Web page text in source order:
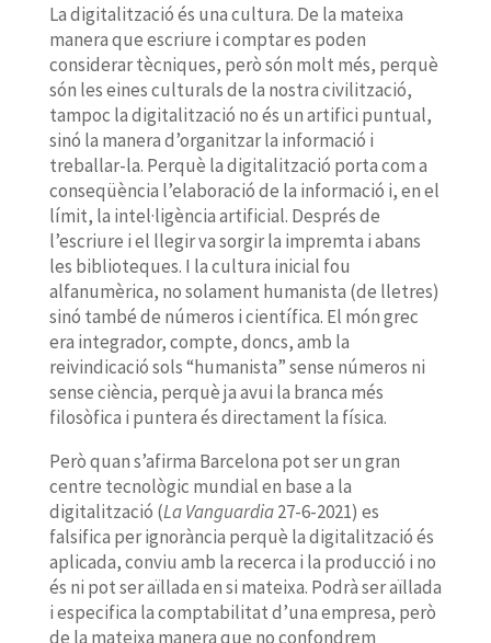
La digitalització és una cultura. De la mateixa
manera que escriure i comptar es poden
considerar tècniques, però són molt més, perquè
són les eines culturals de la nostra civilització,
tampoc la digitalització no és un artifici puntual,
sinó la manera d’organitzar la informació i
treballar-la. Perquè la digitalització porta com a
conseqüència l’elaboració de la informació i, en el
límit, la intel·ligència artificial. Després de
l’escriure i el llegir va sorgir la impremta i abans
les biblioteques. I la cultura inicial fou
alfanumèrica, no solament humanista (de lletres)
sinó també de números i científica. El món grec
era integrador, compte, doncs, amb la
reivindicació sols “humanista” sense números ni
sense ciència, perquè ja avui la branca més
filosòfica i puntera és directament la física.
Però quan s’afirma Barcelona pot ser un gran
centre tecnològic mundial en base a la
digitalització (La Vanguardia27-6-2021) es
falsifica per ignorància perquè la digitalització és
aplicada, conviu amb la recerca i la producció i no
és ni pot ser aïllada en si mateixa. Podrà ser aïllada
i especifica la comptabilitat d’una empresa, però
de la mateixa manera que no confondrem